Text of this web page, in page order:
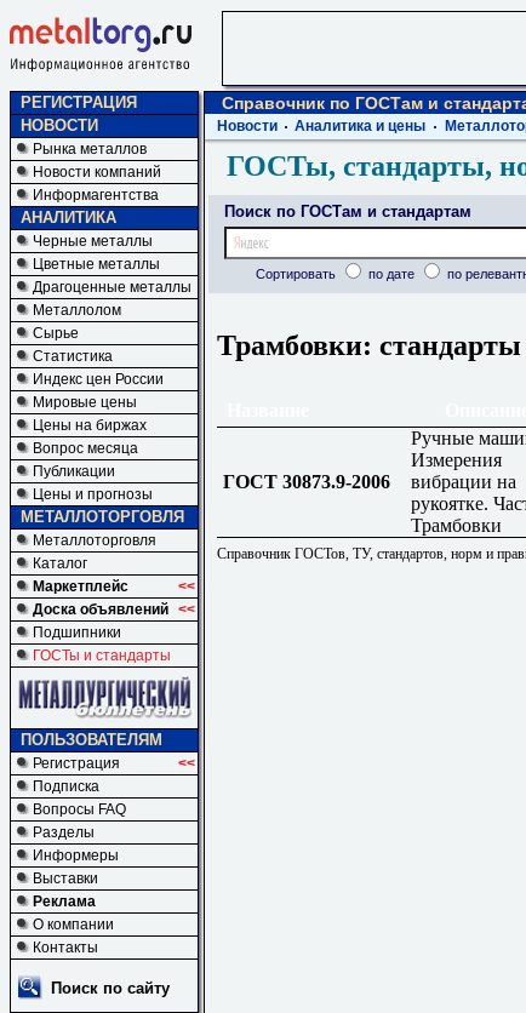
РЕГИСТРАЦИЯ
НОВОСТИ
Рынка металлов
Новости компаний
Информагентства
АНАЛИТИКА
Черные металлы
Цветные металлы
Драгоценные металлы
Металлолом
Сырье
Статистика
Индекс цен России
Мировые цены
Цены на биржах
Вопрос месяца
Публикации
Цены и прогнозы
МЕТАЛЛОТОРГОВЛЯ
Металлоторговля
Каталог
Маркетплейс
<<
Доска объявлений <<
Подшипники
ГОСТы и стандарты
ПОЛЬЗОВАТЕЛЯМ
Регистрация
<<
Подписка
Вопросы FAQ
Разделы
Информеры
Выставки
Реклама
О компании
Контакты
Поиск по сайту
Справочник по ГОСТам и
Новости Аналитика и цены
ГОСТы, стандарты,
Поиск по ГОСТам и стандартам
Сортировать по дате по
Трамбовки:
ГОСТ 30873.9-2006
Ручные
Измерения
вибрации на
рукоятке.
Трамбовки
Справочник ГОСТов, ТУ, стандартов, норм и